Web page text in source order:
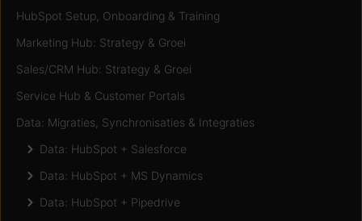
HubSpot Setup, Onboarding & Training
Marketing Hub: Strategy & Groei
Sales/CRM Hub: Strategy & Groei
Service Hub & Customer Portals
Data: Migraties, Synchronisaties & Integraties
Data: HubSpot + Salesforce
Data: HubSpot + MS Dynamics
Data: HubSpot + Pipedrive